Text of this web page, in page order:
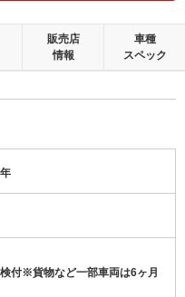
販売店
情報
車種
スペック
年
付※貨物など一部車両は6ヶ月